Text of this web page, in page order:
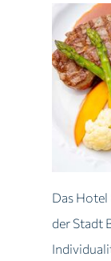
Das
der Stadt